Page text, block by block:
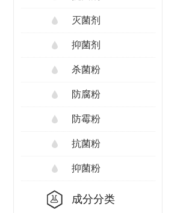
灭菌剂
抑菌剂
杀菌粉
防腐粉
防霉粉
抗菌粉
抑菌粉
成分分类